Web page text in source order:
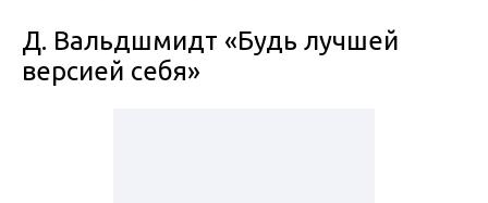
Д. Вальдшмидт «Будь лучшей
версией себя»